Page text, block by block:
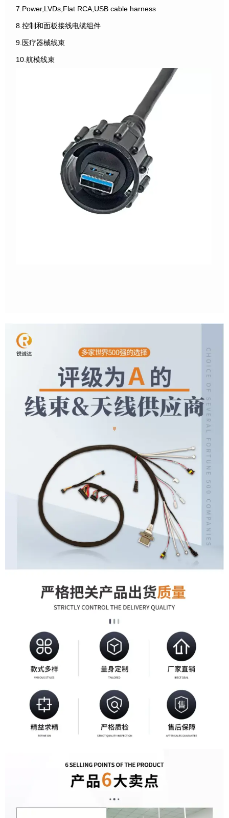
7.Power,LVDs,Flat RCA,USB cable harness
8.控制和面板接线电缆组件
9.医疗器械线束
10.航模线束